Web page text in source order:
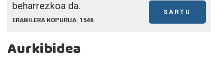
beharrezkoa da.
SARTU
ERABILERA KOPURUA: 1546
Aurkibidea